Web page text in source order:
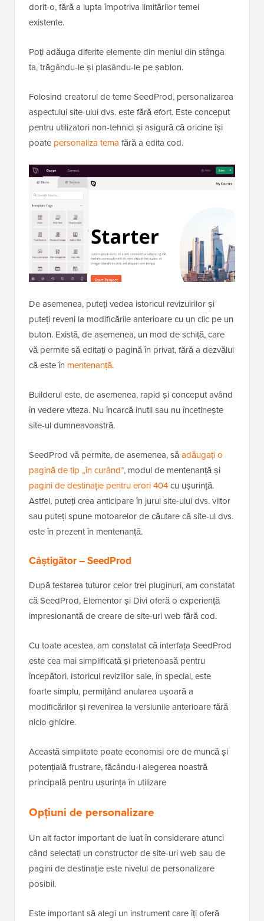
dorit-o, fără a lupta împotriva limitărilor temei
existente.
Poți adăuga diferite elemente din meniul din stânga
ta, trăgându-le și plasându-le pe șablon.
Folosind creatorul de teme SeedProd, personalizarea
aspectului site-ului dvs. este fără efort. Este conceput
pentru utilizatori non-tehnici și asigură că oricine își
poate personaliza tema fără a edita cod.
De asemenea, puteți vedea istoricul revizuirilor și
puteți reveni la modificările anterioare cu un clic pe un
buton. Există, de asemenea, un mod de schiță, care
vă permite să editați o pagină în privat, fără a dezvălui
că este în mentenanță.
Builderul este, de asemenea, rapid și conceput având
în vedere viteza. Nu încarcă inutil sau nu încetinește
site-ul dumneavoastră.
SeedProd vă permite, de asemenea, săadăugați o
pagină de tip „în curând”, modul de mentenanță și
pagini de destinație pentru erori 404cu ușurință.
Astfel, puteți crea anticipare în jurul site-ului dvs. viitor
sau puteți spune motoarelor de căutare că site-ul dvs.
este în prezent în mentenanță.
Câștigător – SeedProd
După testarea tuturor celor trei pluginuri, am constatat
că SeedProd, Elementor și Divi oferă o experiență
impresionantă de creare de site-uri web fără cod.
Cu toate acestea, am constatat că interfața SeedProd
este cea mai simplificată și prietenoasă pentru
începători. Istoricul reviziilor sale, în special, este
foarte simplu, permițând anularea ușoară a
modificărilor și revenirea la versiunile anterioare fără
nicio ghicire.
Această simplitate poate economisi ore de muncă și
potențială frustrare, făcându-l alegerea noastră
principală pentru ușurința în utilizare
Opțiuni de personalizare
Un alt factor important de luat în considerare atunci
când selectați un constructor de site-uri web sau de
pagini de destinație este nivelul de personalizare
posibil.
Este important să alegi un instrument care îți oferă